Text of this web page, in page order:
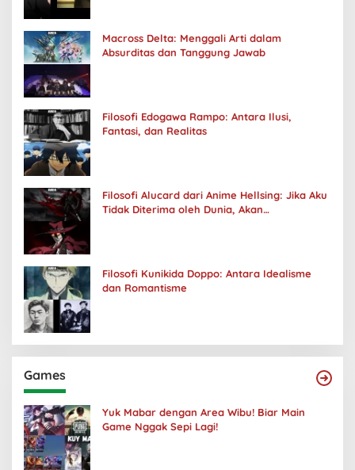
Macross Delta: Menggali Arti dalam
Absurditas dan Tanggung Jawab
Filosofi Edogawa Rampo: Antara Ilusi,
Fantasi, dan Realitas
Filosofi Alucard dari Anime Hellsing: Jika Aku
Tidak Diterima oleh Dunia, Akan
Filosofi Kunikida Doppo: Antara Idealisme
dan Romantisme
Games
Yuk Mabar dengan Area Wibu! Biar Main
Game Nggak Sepi Lagi!